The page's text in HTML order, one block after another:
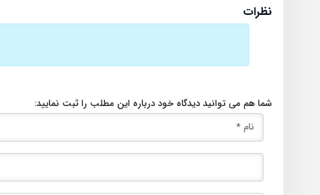
نظرات
شما هم می توانید دیدگاه خود درباره این مطلب را ثبت نمایید: